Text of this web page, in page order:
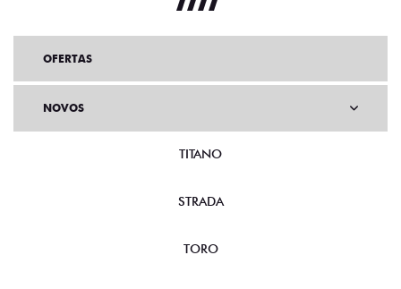
OFERTAS
NOVOS
TITANO
STRADA
TORO